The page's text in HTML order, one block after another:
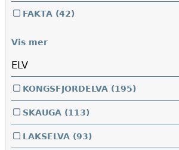
FAKTA (42)
Vis mer
ELV
KONGSFJORDELVA (195)
SKAUGA (113)
LAKSELVA (93)